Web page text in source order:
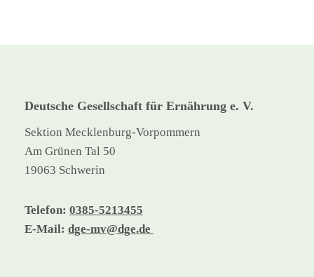
Deutsche Gesellschaft für Ernährung e. V.
Sektion Mecklenburg-Vorpommern
Am Grünen Tal 50
19063 Schwerin
Telefon: 0385-5213455
E-Mail: dge-mv@dge.de